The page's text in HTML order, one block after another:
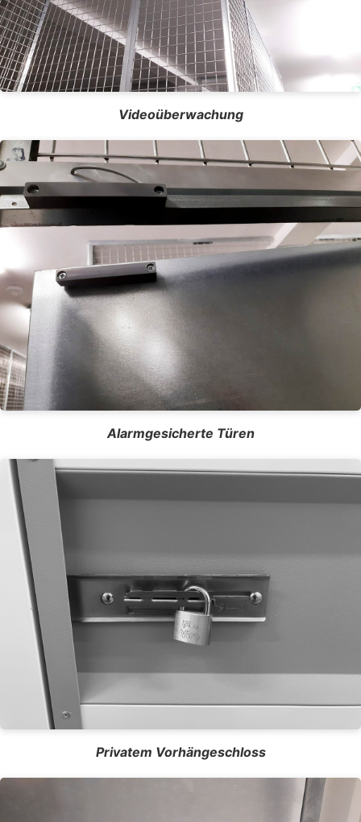
Videoüberwachung
Alarmgesicherte Türen
Privatem Vorhängeschloss